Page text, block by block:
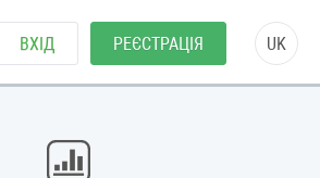
ВХІД РЕЄСТРАЦІЯ UK